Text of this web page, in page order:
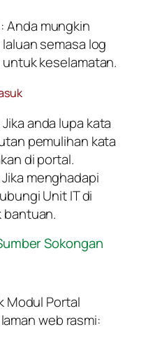
: Anda mungkin
semasa log
keselamatan.
Jika anda lupa kata
pemulihan kata
di portal.
Jika menghadapi
Unit IT di
bantuan.
Sokongan
Modul Portal
web rasmi: